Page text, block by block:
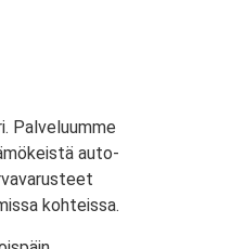
Palveluumme
auto-
kohteissa.